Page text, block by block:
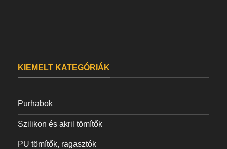
KIEMELT KATEGÓRIÁK
Purhabok
Szilikon és akril tömítők
PU tömítők, ragasztók